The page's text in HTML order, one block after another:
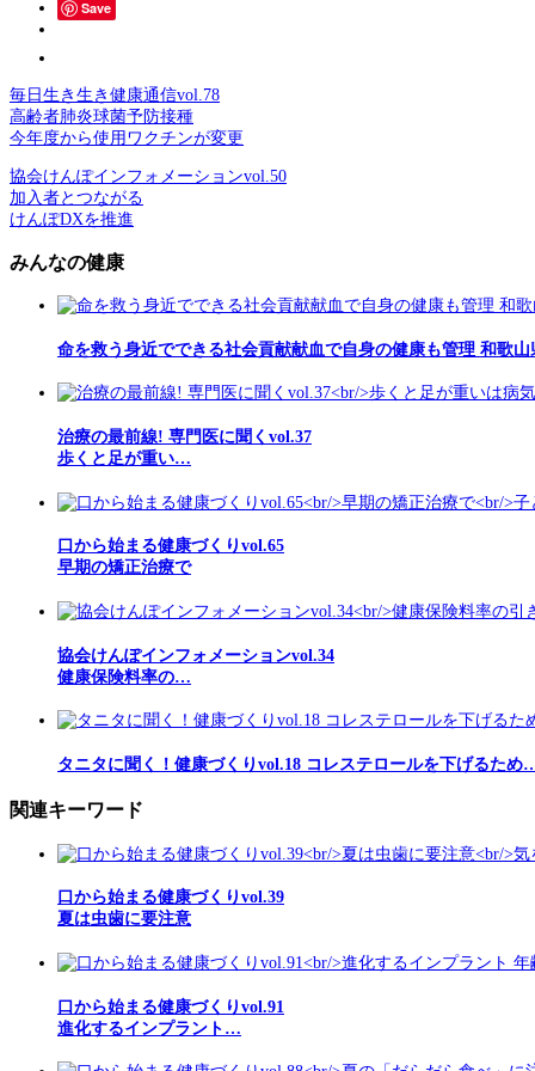
Save
毎日生き生き健康通信vol.78
高齢者肺炎球菌予防接種
今年度から使用ワクチンが変更
協会けんぽインフォメーションvol.50
加入者とつながる
けんぽDXを推進
みんなの健康
命を救う身近でできる社会貢献献血で自身の健康も管理 和歌
治療の最前線! 専門医に聞くvol.37
歩くと足が重い…
口から始まる健康づくりvol.65
早期の矯正治療で
協会けんぽインフォメーションvol.34
健康保険料率の…
タニタに聞く！健康づくりvol.18 コレステロールを下げるため
関連キーワード
口から始まる健康づくりvol.39
夏は虫歯に要注意
口から始まる健康づくりvol.91
進化するインプラント…